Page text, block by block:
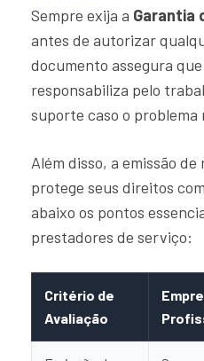
Sempre exija a Garantia
antes de autorizar
documento assegura
responsabiliza pelo
suporte caso o problema
Além disso, a emissão
protege seus direitos
abaixo os pontos
prestadores de serviço:
Critério de
Avaliação